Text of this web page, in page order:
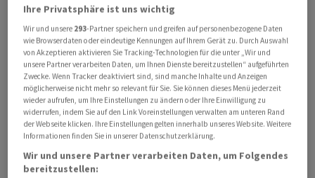
Betroffen sind die UAB Urbo Bankas und die AB Mano
Bankas. Organisationen und Privatpersonen in China
dürfen künftig keine Transaktionen oder Kooperationen
mehr mit ihnen eingehen. Die EU-Massnahmen
Ihre Privatsphäre ist uns wichtig
Wir und unsere 293-Partner speichern und greifen auf personenbezogene Daten
wie Browserdaten oder eindeutige Kennungen auf Ihrem Gerät zu. Durch Auswahl
von Akzeptieren aktivieren Sie Tracking-Technologien für die unter „Wir und
unsere Partner verarbeiten Daten, um Ihnen Dienste bereitzustellen“ aufgeführten
Zwecke. Wenn Tracker deaktiviert sind, sind manche Inhalte und Anzeigen
möglicherweise nicht mehr so relevant für Sie. Sie können dieses Menü jederzeit
wieder aufrufen, um Ihre Einstellungen zu ändern oder Ihre Einwilligung zu
widerrufen, indem Sie auf den Link Voreinstellungen verwalten am unteren Rand
der Webseite klicken. Ihre Einstellungen gelten innerhalb unseres Website. Weitere
Informationen finden Sie in unserer Datenschutzerklärung.
Wir und unsere Partner verarbeiten Daten, um Folgendes
bereitzustellen: